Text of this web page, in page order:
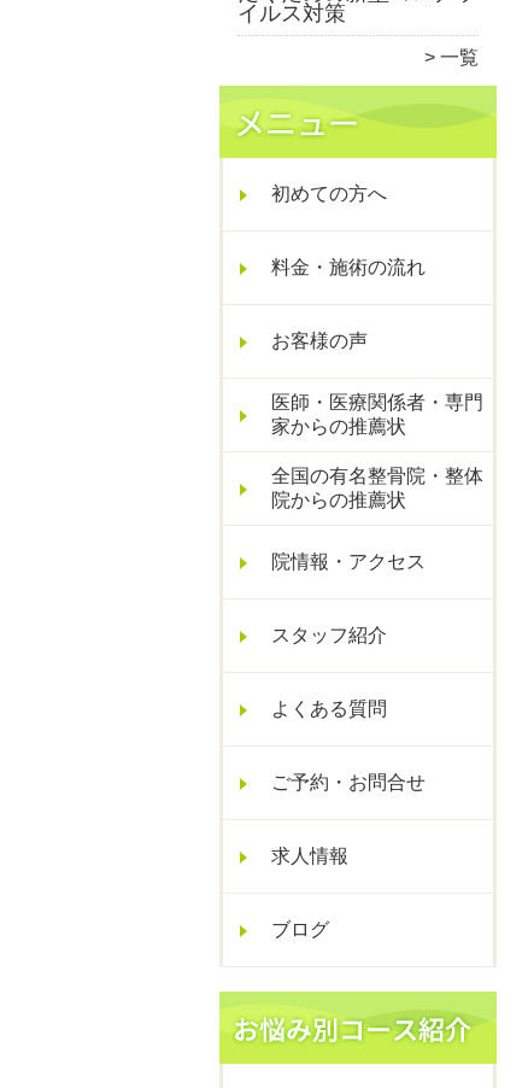
イルス対策
一覧
初めての方へ
料金・施術の流れ
お客様の声
医師・医療関係者・専門
家からの推薦状
全国の有名整骨院・整体
院からの推薦状
院情報・アクセス
スタッフ紹介
よくある質問
ご予約・お問合せ
求人情報
ブログ